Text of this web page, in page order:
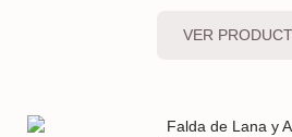
VER